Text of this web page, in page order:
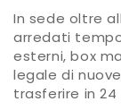
In sede oltre
arredati
esterni, box
legale di
trasferire in